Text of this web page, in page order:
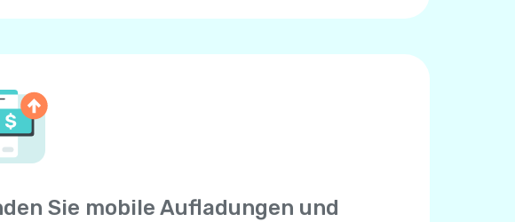
Sie mobile Aufladungen und